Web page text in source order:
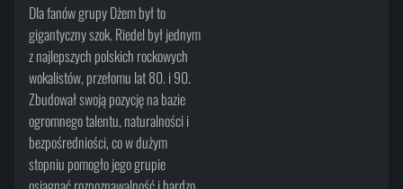
Dla fanów grupy Dżem był to
gigantyczny szok. Riedel był jednym
z najlepszych polskich rockowych
wokalistów, przełomu lat 80. i 90.
Zbudował swoją pozycję na bazie
ogromnego talentu, naturalności i
bezpośredniości, co w dużym
stopniu pomogło jego grupie